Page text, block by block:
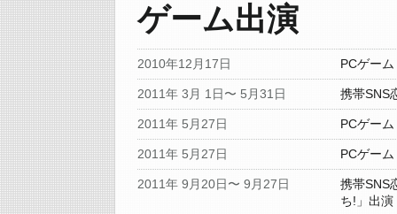
ゲーム出演
2010年12月17日 PCゲーム
2011年 3月 1日〜 5月31日 携帯SNS
2011年 5月27日 PCゲーム
2011年 5月27日 PCゲーム
2011年 9月20日〜 9月27日
携帯SNS
ち!」出演